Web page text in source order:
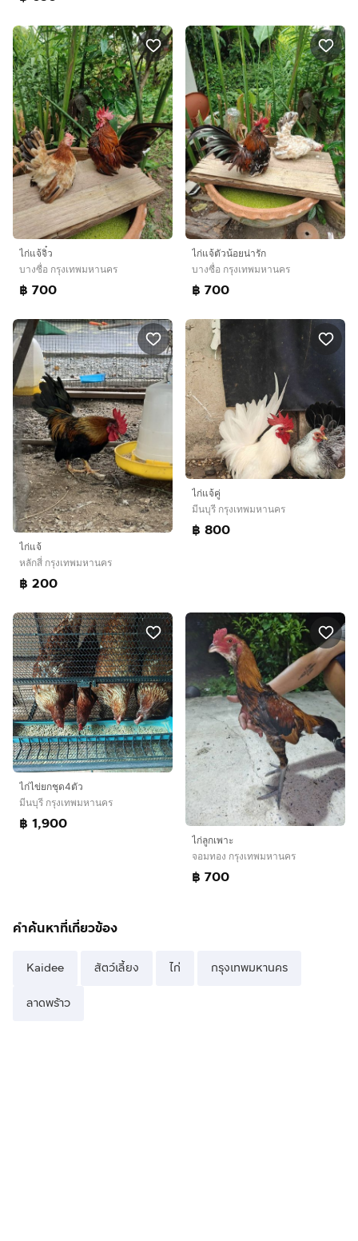
ไก่แจ้จิ๋ว
บางซื่อ กรุงเทพมหานคร
฿ 700
ไก่แจ้ตัวน้อยน่ารัก
บางซื่อ กรุงเทพมหานคร
฿ 700
ไก่แจ้
หลักสี่ กรุงเทพมหานคร
฿ 200
ไก่แจ้คู่
มีนบุรี กรุงเทพมหานคร
฿ 800
ไก่ไข่ยกชุด4ตัว
มีนบุรี กรุงเทพมหานคร
฿ 1,900
ไก่ลูกเพาะ
จอมทอง กรุงเทพมหานคร
฿ 700
คำค้นหาที่เกี่ยวข้อง
Kaidee สัตว์เลี้ยง ไก่ กรุงเทพมหานคร
ลาดพร้าว